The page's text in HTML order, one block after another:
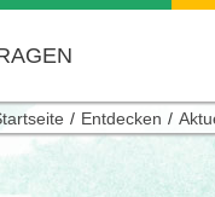
Entdecken